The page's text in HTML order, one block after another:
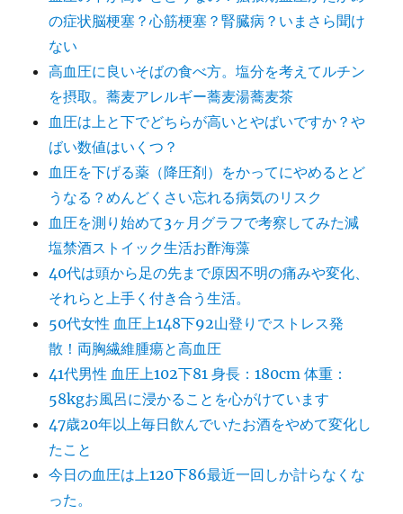
の症状脳梗塞？心筋梗塞？腎臓病？いまさら聞け
ない
高血圧に良いそばの食べ方。塩分を考えてルチン
を摂取。蕎麦アレルギー蕎麦湯蕎麦茶
血圧は上と下でどちらが高いとやばいですか？や
ばい数値はいくつ？
血圧を下げる薬（降圧剤）をかってにやめるとど
うなる？めんどくさい忘れる病気のリスク
血圧を測り始めて3ヶ月グラフで考察してみた減
塩禁酒ストイック生活お酢海藻
40代は頭から足の先まで原因不明の痛みや変化、
それらと上手く付き合う生活。
50代女性 血圧上148下92山登りでストレス発
散！両胸繊維腫瘍と高血圧
41代男性 血圧上102下81 身長：180cm 体重：
58kgお風呂に浸かることを心がけています
47歳20年以上毎日飲んでいたお酒をやめて変化し
たこと
今日の血圧は上120下86最近一回しか計らなくな
った。